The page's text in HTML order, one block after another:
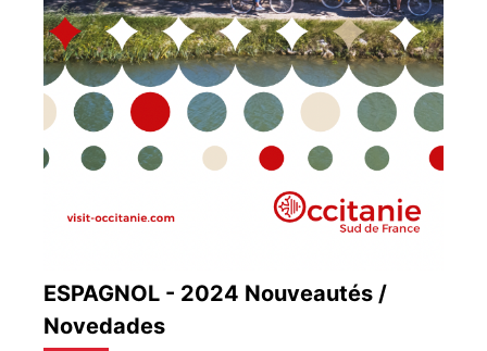
ESPAGNOL - 2024 Nouveautés /
Novedades